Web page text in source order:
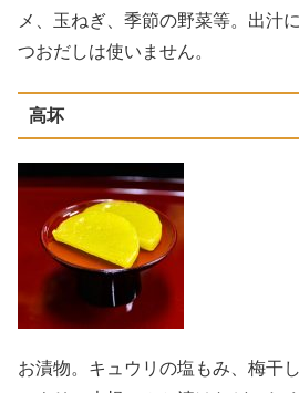
メ、玉ねぎ、季節の野菜等。出汁
つおだしは使いません。
高坏
お漬物。キュウリの塩もみ、梅干